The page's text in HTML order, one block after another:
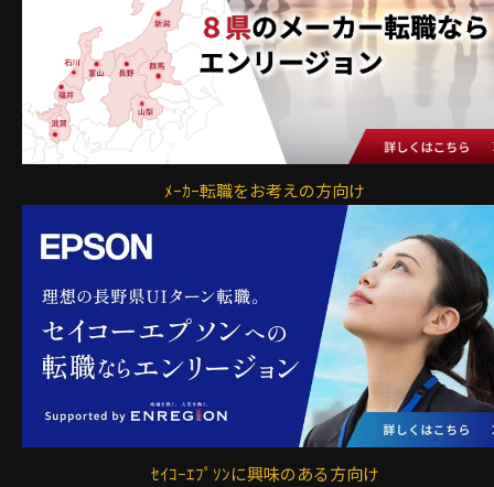
ﾒｰｶｰ転職をお考えの方向け
ｾｲｺｰｴﾌﾟｿﾝに興味のある方向け